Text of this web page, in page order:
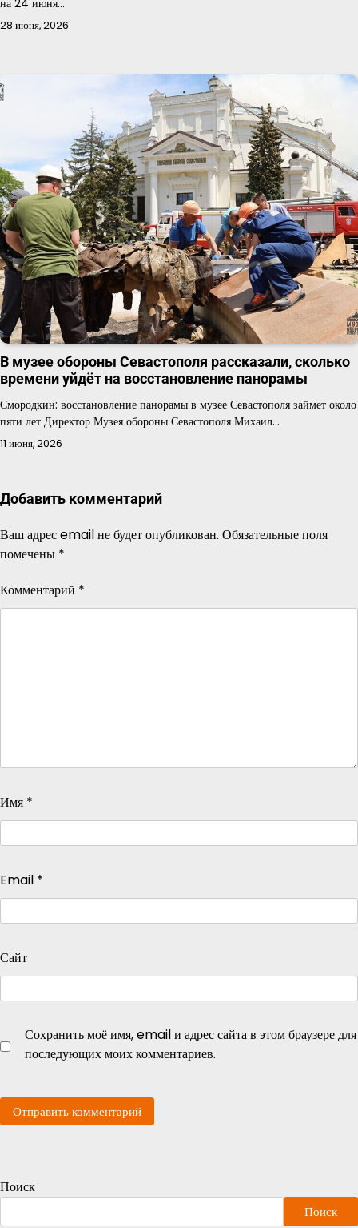
на 24 июня…
28 июня, 2026
В музее обороны Севастополя рассказали, сколько
времени уйдёт на восстановление панорамы
Смородкин: восстановление панорамы в музее Севастополя займет около
пяти лет Директор Музея обороны Севастополя Михаил…
11 июня, 2026
Добавить комментарий
Ваш адрес email не будет опубликован. Обязательные поля
помечены *
Комментарий *
Имя *
Email *
Сайт
Сохранить моё имя, email и адрес сайта в этом браузере для
последующих моих комментариев.
Поиск
Поиск